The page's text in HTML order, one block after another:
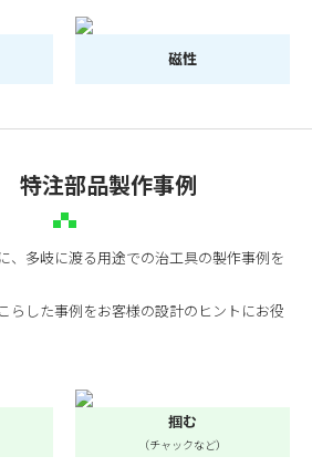
磁性
特注部品製作事例
、多岐に渡る用途での治工具の製作事例を
らした事例をお客様の設計のヒントにお役
掴む
（チャックなど）